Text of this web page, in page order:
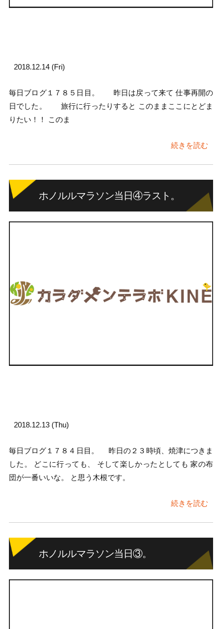
2018.12.14 (Fri)
毎日ブログ１７８５日目。 昨日は戻って来て 仕事再開の
日でした。 旅行に行ったりすると このままここにとどま
りたい！！ このま
続きを読む
ホノルルマラソン当日④ラスト。
2018.12.13 (Thu)
毎日ブログ１７８４日目。 昨日の２３時頃、焼津につきま
した。 どこに行っても、 そして楽しかったとしても 家の布
団が一番いいな。 と思う木根です。
続きを読む
ホノルルマラソン当日③。